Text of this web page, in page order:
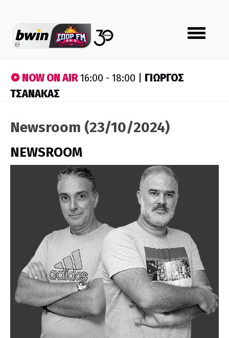
Toggle
navigation
NOW ON AIR16:00 - 18:00 | ΓΙΩΡΓΟΣ
ΤΣΑΝΑΚΑΣ
Newsroom (23/10/2024)
NEWSROOM